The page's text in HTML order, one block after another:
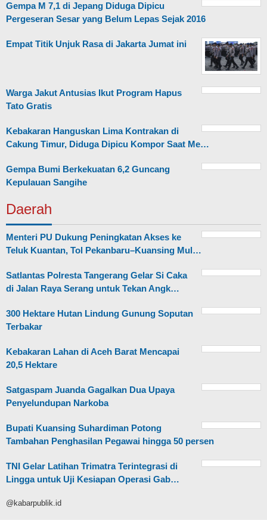
Gempa M 7,1 di Jepang Diduga Dipicu
Pergeseran Sesar yang Belum Lepas Sejak 2016
Empat Titik Unjuk Rasa di Jakarta Jumat ini
Warga Jakut Antusias Ikut Program Hapus
Tato Gratis
Kebakaran Hanguskan Lima Kontrakan di
Cakung Timur, Diduga Dipicu Kompor Saat Me…
Gempa Bumi Berkekuatan 6,2 Guncang
Kepulauan Sangihe
Daerah
Menteri PU Dukung Peningkatan Akses ke
Teluk Kuantan, Tol Pekanbaru–Kuansing Mul…
Satlantas Polresta Tangerang Gelar Si Caka
di Jalan Raya Serang untuk Tekan Angk…
300 Hektare Hutan Lindung Gunung Soputan
Terbakar
Kebakaran Lahan di Aceh Barat Mencapai
20,5 Hektare
Satgaspam Juanda Gagalkan Dua Upaya
Penyelundupan Narkoba
Bupati Kuansing Suhardiman Potong
Tambahan Penghasilan Pegawai hingga 50 persen
TNI Gelar Latihan Trimatra Terintegrasi di
Lingga untuk Uji Kesiapan Operasi Gab…
@kabarpublik.id